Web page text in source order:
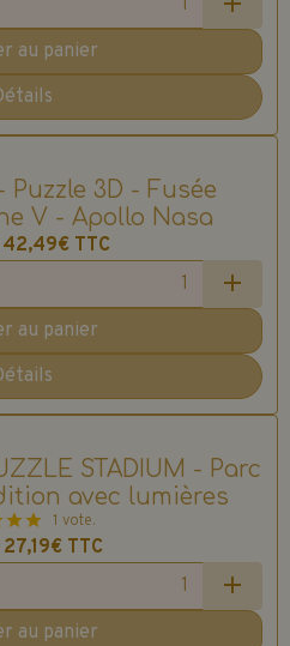
au panier
3D - Fusée
V - Apollo Nasa
42,49€ TTC
au panier
STADIUM - Parc
avec lumières
1 vote.
27,19€ TTC
au panier